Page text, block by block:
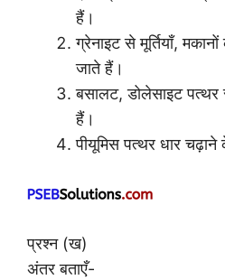
हैं।
ग्रेनाइट से मूर्तियाँ,
जाते हैं।
बसालट, डोलेसाइट
हैं।
पीयूमिस पत्थर धार
प्रश्न (ख)
अंतर बताएँ-